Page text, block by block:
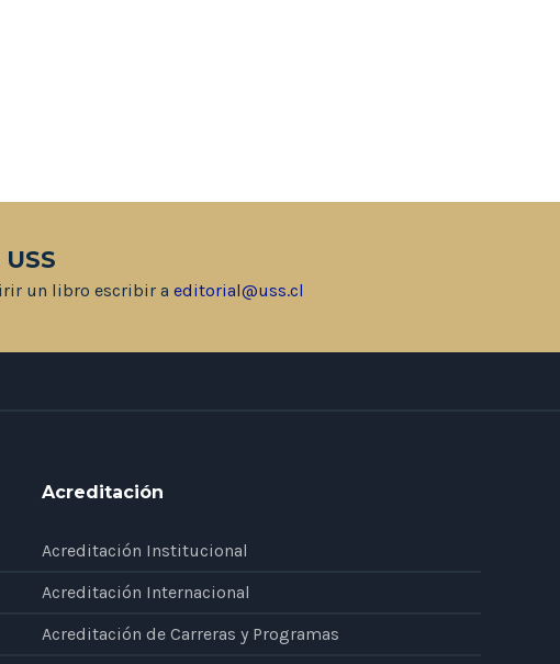
un libro escribir a editorial@uss.cl
Acreditación
Acreditación Institucional
Acreditación Internacional
Acreditación de Carreras y Programas